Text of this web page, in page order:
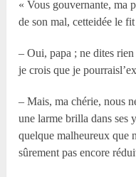
« Vous gouvernante, ma
de son mal, cetteidée le
– Oui, papa ; ne dites
je crois que je
– Mais, ma chérie, nous
une larme brilla dans ses
quelque malheureux que
sûrement pas encore